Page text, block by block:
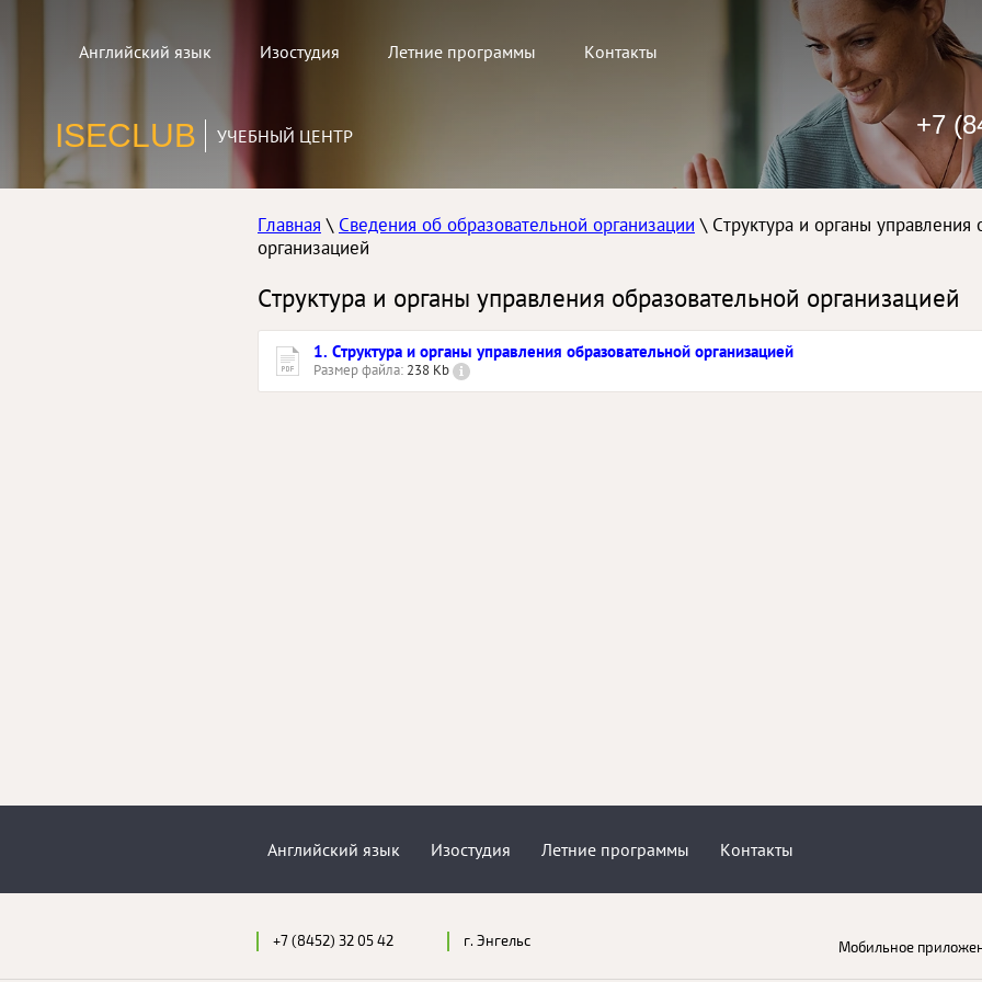
Английский язык Изостудия Летние программы Контакты
ISECLUB УЧЕБНЫЙ ЦЕНТР +7
Главная \ Сведения об образовательной организации \ Структура и органы управления
организацией
Структура и органы управления образовательной организацией
1. Структура и органы управления образовательной организацией
Размер файла: 238 Kb
Английский язык Изостудия Летние программы Контакты
+7 (8452) 32 05 42 г. Энгельс Мобильное